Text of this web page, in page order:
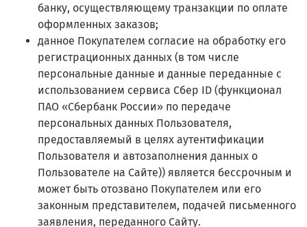
банку, осуществляющему транзакции по оплате
оформленных заказов;
данное Покупателем согласие на обработку его
регистрационных данных (в том числе
персональные данные и данные переданные с
использованием сервиса Сбер ID (функционал
ПАО «Сбербанк России» по передаче
персональных данных Пользователя,
предоставляемый в целях аутентификации
Пользователя и автозаполнения данных о
Пользователе на Сайте)) является бессрочным и
может быть отозвано Покупателем или его
законным представителем, подачей письменного
заявления, переданного Сайту.